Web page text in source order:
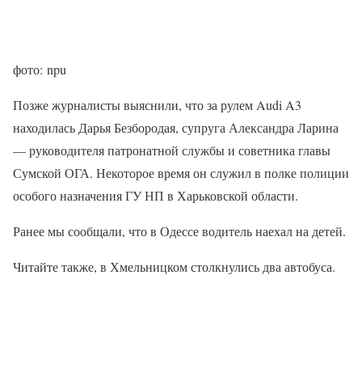
фото: npu
Позже журналисты выяснили, что за рулем Audi A3
находилась Дарья Безбородая, супруга Александра Ларина
— руководителя патронатной службы и советника главы
Сумской ОГА. Некоторое время он служил в полке полиции
особого назначения ГУ НП в Харьковской области.
Ранее мы сообщали, что в Одессе водитель наехал на детей.
Читайте также, в Хмельницком столкнулись два автобуса.